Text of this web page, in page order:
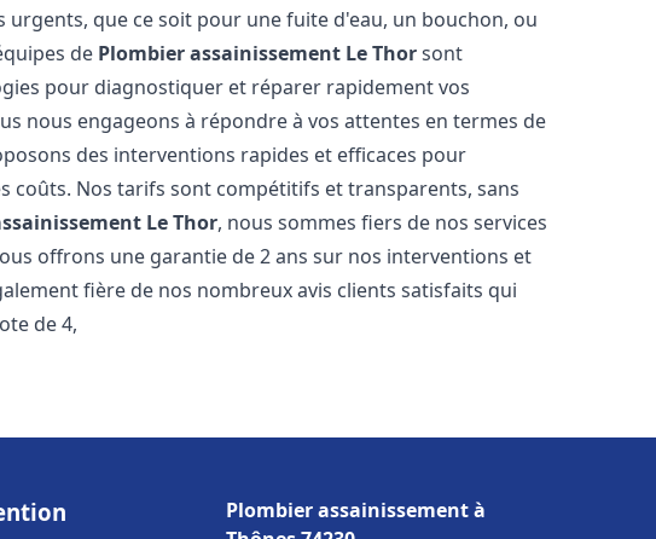
que ce soit pour une fuite d'eau, un bouchon, ou
de Plombier assainissement Le Thorsont
pour diagnostiquer et réparer rapidement vos
nous engageons à répondre à vos attentes en termes de
des interventions rapides et efficaces pour
coûts. Nos tarifs sont compétitifs et transparents, sans
Le Thor, nous sommes fiers de nos services
offrons une garantie de 2 ans sur nos interventions et
fière de nos nombreux avis clients satisfaits qui
de 4,
Plombier assainissement à